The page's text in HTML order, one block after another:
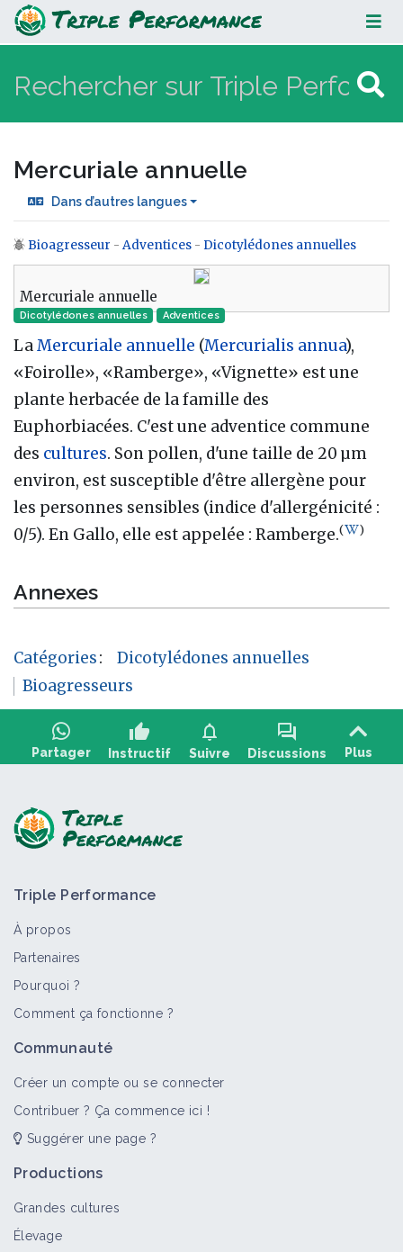
Mercuriale annuelle
Mercuriale annuelle
Dans d’autres langues
Aller à :navigation,rechercher
Bioagresseur - Adventices - Dicotylédones annuelles
Mercuriale annuelle
Dicotylédones annuelles Adventices
LaMercuriale annuelle (Mercurialis annua),
«Foirolle», «Ramberge», «Vignette» est une
plante herbacée de la famille des
Euphorbiacées. C'est une adventice commune
des cultures. Son pollen, d'une taille de 20 µm
environ, est susceptible d'être allergène pour
les personnes sensibles (indice d'allergénicité :
0/5). En Gallo, elle est appelée : Ramberge.( )
Annexes
Catégories:
Dicotylédones annuelles
Bioagresseurs
Partager
thumb_up
Instructif
notifications
Suivre
forum
Discussions Plus
Adventices
Triple Performance
À propos
Partenaires
Pourquoi ?
Comment ça fonctionne ?
Communauté
Créer un compte ou se connecter
Contribuer ? Ça commence ici !
Suggérer une page ?
Productions
Grandes cultures
Élevage